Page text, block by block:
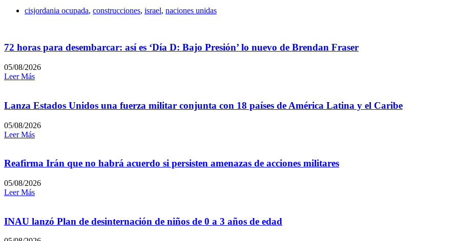
cisjordania ocupada, construcciones, israel, naciones unidas
72 horas para desembarcar: así es ‘Día D: Bajo Presión’ lo nuevo de Brendan Fraser
05/08/2026
Leer Más
Lanza Estados Unidos una fuerza militar conjunta con 18 países de América Latina y el Caribe
05/08/2026
Leer Más
Reafirma Irán que no habrá acuerdo si persisten amenazas de acciones militares
05/08/2026
Leer Más
INAU lanzó Plan de desinternación de niños de 0 a 3 años de edad